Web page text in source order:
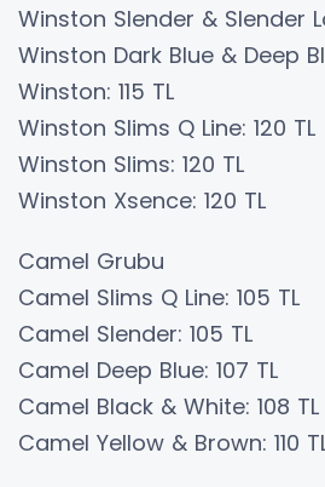
Winston Slender & Slender
Winston Dark Blue & Deep
Winston: 115 TL
Winston Slims Q Line: 120 TL
Winston Slims: 120 TL
Winston Xsence: 120 TL
Camel Grubu
Camel Slims Q Line: 105 TL
Camel Slender: 105 TL
Camel Deep Blue: 107 TL
Camel Black & White: 108 TL
Camel Yellow & Brown: 110